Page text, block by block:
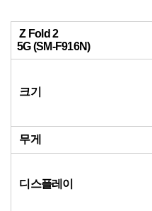
Z Fold 2
5G (SM-F916N)
크기
무게
디스플레이